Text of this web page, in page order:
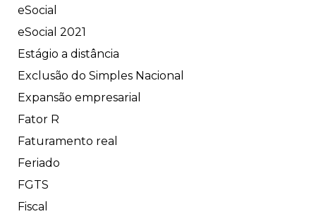
eSocial
eSocial 2021
Estágio a distância
Exclusão do Simples Nacional
Expansão empresarial
Fator R
Faturamento real
Feriado
FGTS
Fiscal